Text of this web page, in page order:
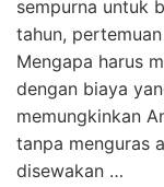
sempurna untuk
tahun,
Mengapa harus
dengan biaya
memungkinkan
tanpa menguras
disewakan …